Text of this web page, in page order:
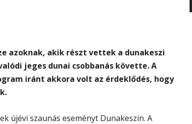
azoknak, akik részt vettek a dunakeszi
jeges dunai csobbanás követte. A
iránt akkora volt az érdeklődés, hogy
újévi szaunás eseményt Dunakeszin. A